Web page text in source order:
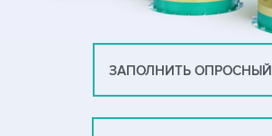
ЗАПОЛНИТЬ